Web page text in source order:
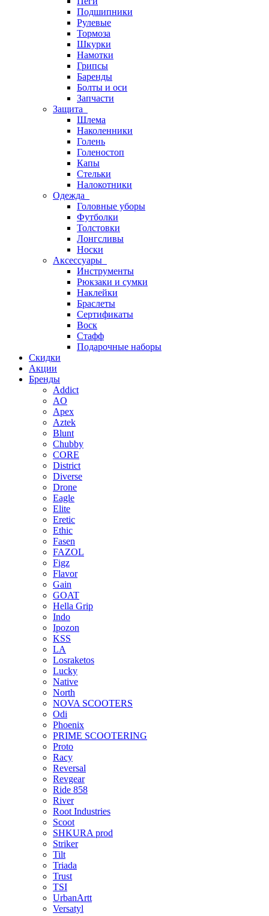
Подшипники
Рулевые
Тормоза
Шкурки
Намотки
Грипсы
Баренды
Болты и оси
Запчасти
Защита
Шлема
Наколенники
Голень
Голеностоп
Капы
Стельки
Налокотники
Одежда
Головные уборы
Футболки
Толстовки
Лонгсливы
Носки
Аксессуары
Инструменты
Рюкзаки и сумки
Наклейки
Браслеты
Сертификаты
Воск
Стафф
Подарочные наборы
Скидки
Акции
Бренды
Addict
AO
Apex
Aztek
Blunt
Chubby
CORE
District
Diverse
Drone
Eagle
Elite
Eretic
Ethic
Fasen
FAZOL
Figz
Flavor
Gain
GOAT
Hella Grip
Indo
Ipozon
KSS
LA
Losraketos
Lucky
Native
North
NOVA SCOOTERS
Odi
Phoenix
PRIME SCOOTERING
Proto
Racy
Reversal
Revgear
Ride 858
River
Root Industries
Scoot
SHKURA рrоd
Striker
Tilt
Triada
Trust
TSI
UrbanArtt
Versatyl